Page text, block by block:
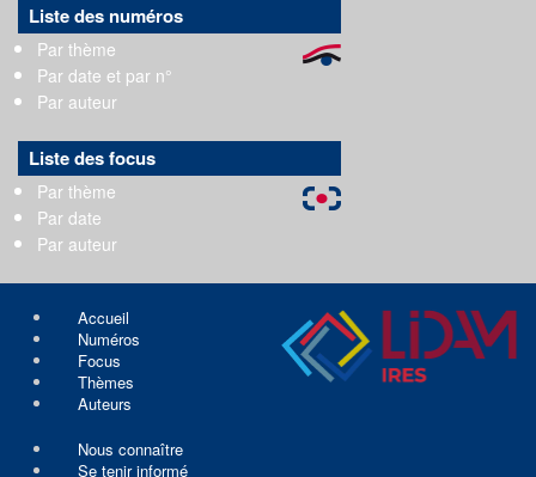
Liste des numéros
Par thème
Par date et par n°
Par auteur
Liste des focus
Par thème
Par date
Par auteur
Accueil
Numéros
Focus
Thèmes
Auteurs
Nous connaître
Se tenir informé